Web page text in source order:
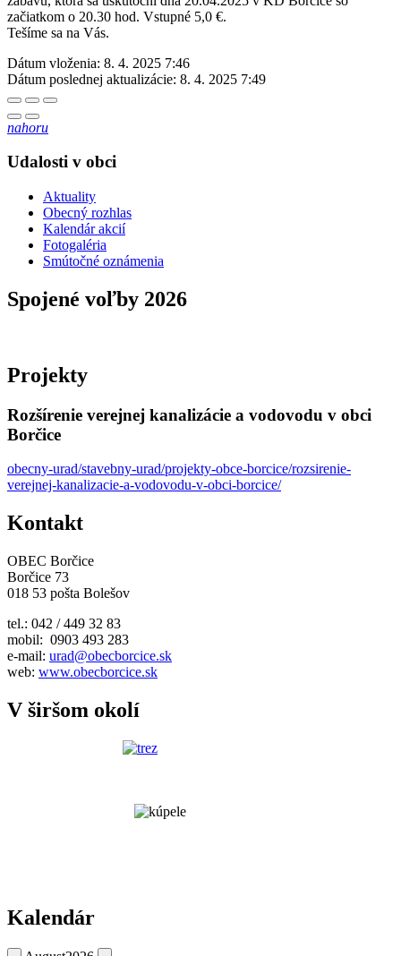
začiatkom o 20.30 hod. Vstupné 5,0 €.
Tešíme sa na Vás.
Dátum vloženia: 8. 4. 2025 7:46
Dátum poslednej aktualizácie: 8. 4. 2025 7:49
nahoru
Udalosti v obci
Aktuality
Obecný rozhlas
Kalendár akcií
Fotogaléria
Smútočné oznámenia
Spojené voľby 2026
Projekty
Rozšírenie verejnej kanalizácie a vodovodu v obci
Borčice
obecny-urad/stavebny-urad/projekty-obce-borcice/rozsirenie-
verejnej-kanalizacie-a-vodovodu-v-obci-borcice/
Kontakt
OBEC Borčice
Borčice 73
018 53 pošta Bolešov
tel.: 042 / 449 32 83
mobil: 0903 493 283
e-mail: urad@obecborcice.sk
web: www.obecborcice.sk
V širšom okolí
Kalendár